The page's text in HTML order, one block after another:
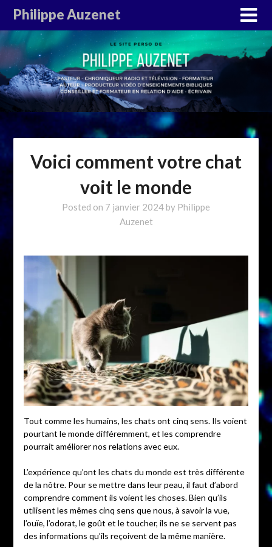
Philippe Auzenet
Voici comment votre chat
voit le monde
Posted on 7 janvier 2024 by Philippe
Auzenet
Tout comme les humains, les chats ont cinq sens. Ils voient
pourtant le monde différemment, et les comprendre
pourrait améliorer nos relations avec eux.
L’expérience qu’ont les chats du monde est très différente
de la nôtre. Pour se mettre dans leur peau, il faut d’abord
comprendre comment ils voient les choses. Bien qu’ils
utilisent les mêmes cinq sens que nous, à savoir la vue,
l’ouïe, l’odorat, le goût et le toucher, ils ne se servent pas
des informations qu’ils reçoivent de la même manière.